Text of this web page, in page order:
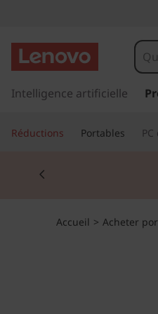
e
n
o
v
a
e
Intelligence artificielle
Réductions Portables
Currently displaying
Accueil > Acheter